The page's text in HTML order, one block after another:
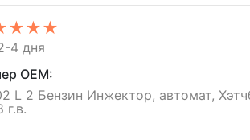
4 дня
OEM:
L 2 Бензин Инжектор, автомат,
г.в.